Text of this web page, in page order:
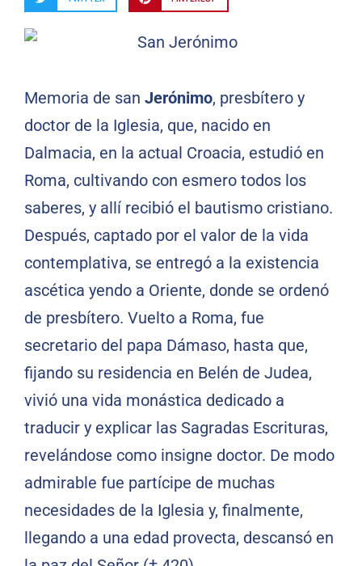
Memoria de san Jerónimo, presbítero y
doctor de la Iglesia, que, nacido en
Dalmacia, en la actual Croacia, estudió en
Roma, cultivando con esmero todos los
saberes, y allí recibió el bautismo cristiano.
Después, captado por el valor de la vida
contemplativa, se entregó a la existencia
ascética yendo a Oriente, donde se ordenó
de presbítero. Vuelto a Roma, fue
secretario del papa Dámaso, hasta que,
fijando su residencia en Belén de Judea,
vivió una vida monástica dedicado a
traducir y explicar las Sagradas Escrituras,
revelándose como insigne doctor. De modo
admirable fue partícipe de muchas
necesidades de la Iglesia y, finalmente,
llegando a una edad provecta, descansó en